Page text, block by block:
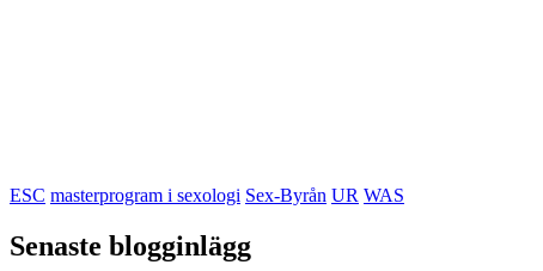
ESC masterprogram i sexologi Sex-Byrån UR WAS
Senaste blogginlägg